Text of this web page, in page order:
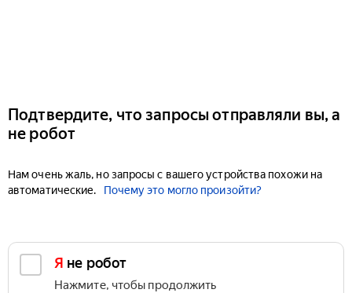
Подтвердите, что запросы отправляли вы, а
не робот
Нам очень жаль, но запросы с вашего устройства похожи на
автоматические.
Почему это могло произойти?
Я не робот
Нажмите, чтобы продолжить